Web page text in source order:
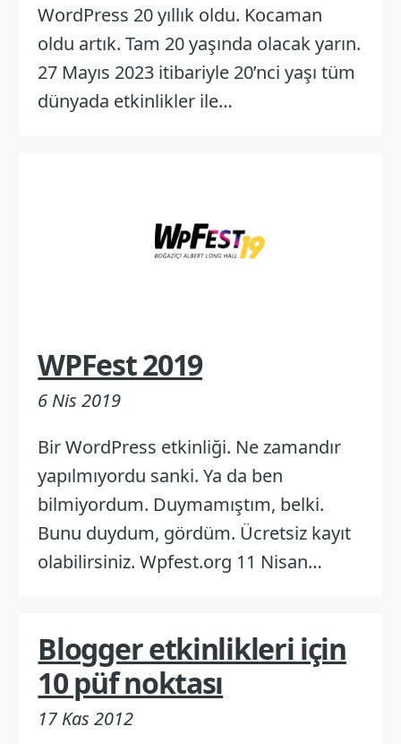
WordPress 20 yıllık oldu. Kocaman
oldu artık. Tam 20 yaşında olacak yarın.
27 Mayıs 2023 itibariyle 20’nci yaşı tüm
dünyada etkinlikler ile…
WPFest 2019
6 Nis 2019
Bir WordPress etkinliği. Ne zamandır
yapılmıyordu sanki. Ya da ben
bilmiyordum. Duymamıştım, belki.
Bunu duydum, gördüm. Ücretsiz kayıt
olabilirsiniz. Wpfest.org 11 Nisan…
Blogger etkinlikleri için
10 püf noktası
17 Kas 2012